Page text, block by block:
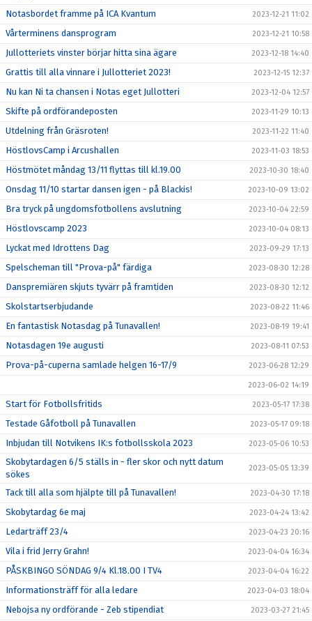
Notasbordet framme på ICA Kvantum 2023-12-21 11:02
Vårterminens dansprogram 2023-12-21 10:58
Jullotteriets vinster börjar hitta sina ägare 2023-12-18 14:40
Grattis till alla vinnare i Jullotteriet 2023! 2023-12-15 12:37
Nu kan Ni ta chansen i Notas eget Jullotteri 2023-12-04 12:57
Skifte på ordförandeposten 2023-11-29 10:13
Utdelning från Gräsroten! 2023-11-22 11:40
HöstlovsCamp i Arcushallen 2023-11-03 18:53
Höstmötet måndag 13/11 flyttas till kl.19.00 2023-10-30 18:40
Onsdag 11/10 startar dansen igen - på Blackis! 2023-10-09 13:02
Bra tryck på ungdomsfotbollens avslutning 2023-10-04 22:59
Höstlovscamp 2023 2023-10-04 08:13
Lyckat med Idrottens Dag 2023-09-29 17:13
Spelscheman till "Prova-på" färdiga 2023-08-30 12:28
Danspremiären skjuts tyvärr på framtiden 2023-08-30 12:12
Skolstartserbjudande 2023-08-22 11:46
En fantastisk Notasdag på Tunavallen! 2023-08-19 19:41
Notasdagen 19e augusti 2023-08-11 07:53
Prova-på-cuperna samlade helgen 16-17/9 2023-06-28 12:29
2023-06-02 14:19
Start för Fotbollsfritids 2023-05-17 17:38
Testade Gåfotboll på Tunavallen 2023-05-17 09:18
Inbjudan till Notvikens IK:s fotbollsskola 2023 2023-05-06 10:53
Skobytardagen 6/5 ställs in - fler skor och nytt datum
sökes
2023-05-05 13:39
Tack till alla som hjälpte till på Tunavallen! 2023-04-30 17:18
Skobytardag 6e maj 2023-04-24 13:42
Ledarträff 23/4 2023-04-23 20:16
Vila i frid Jerry Grahn! 2023-04-04 16:34
PÅSKBINGO SÖNDAG 9/4 Kl.18.00 I TV4 2023-04-04 16:22
Informationsträff för alla ledare 2023-04-03 18:04
Nebojsa ny ordförande - Zeb stipendiat 2023-03-27 21:45